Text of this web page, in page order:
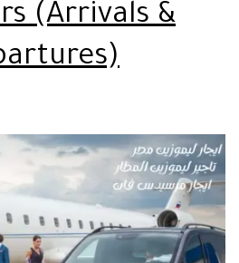
(Arrivals &